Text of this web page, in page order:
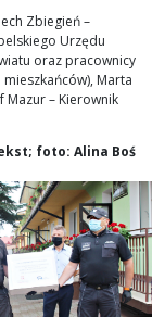
Zbiegień –
Urzędu
oraz pracownicy
mieszkańców), Marta
Mazur – Kierownik
foto: Alina Boś